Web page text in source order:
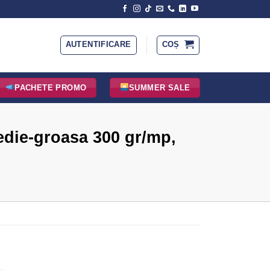
AUTENTIFICARE COȘ
PACHETE PROMO SUMMER SALE
groasa 300 gr/mp,